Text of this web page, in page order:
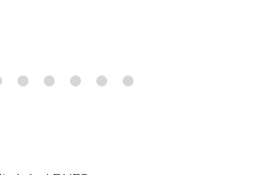
al PUE?